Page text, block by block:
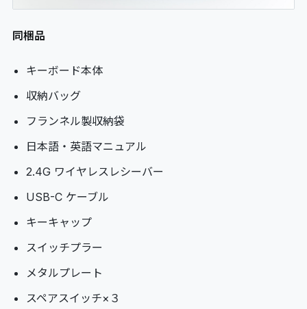
同梱品
キーボード本体
収納バッグ
フランネル製収納袋
日本語・英語マニュアル
2.4G ワイヤレスレシーバー
USB-C ケーブル
キーキャップ
スイッチプラー
メタルプレート
スペアスイッチ×３